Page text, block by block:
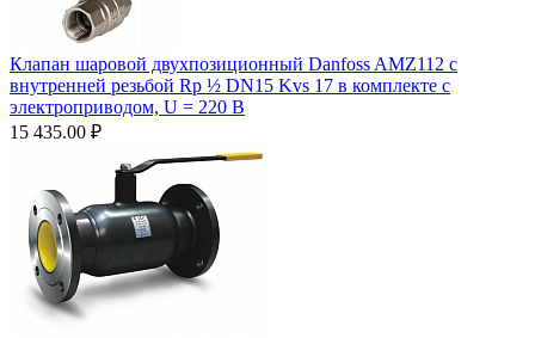
Клапан шаровой двухпозиционный Danfoss AMZ112 c
внутренней резьбой Rp ½ DN15 Kvs 17 в комплекте с
электроприводом, U = 220 В
15 435.00 ₽